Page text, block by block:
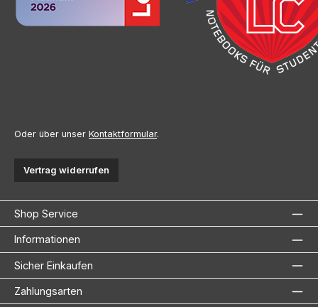
Oder über unser Kontaktformular.
Vertrag widerrufen
Shop Service
Informationen
Sicher Einkaufen
Zahlungsarten